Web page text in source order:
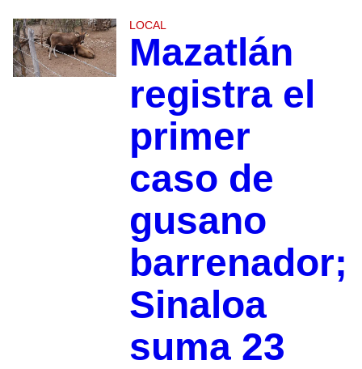
LOCAL
Mazatlán
registra el
primer
caso de
gusano
barrenador;
Sinaloa
suma 23